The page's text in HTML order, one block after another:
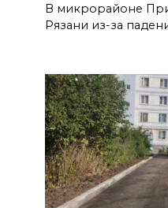
В микрорайоне
Рязани из-за